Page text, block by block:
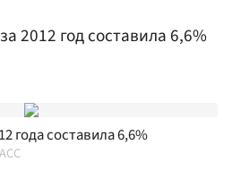
2012 год составила 6,6%
года составила 6,6%